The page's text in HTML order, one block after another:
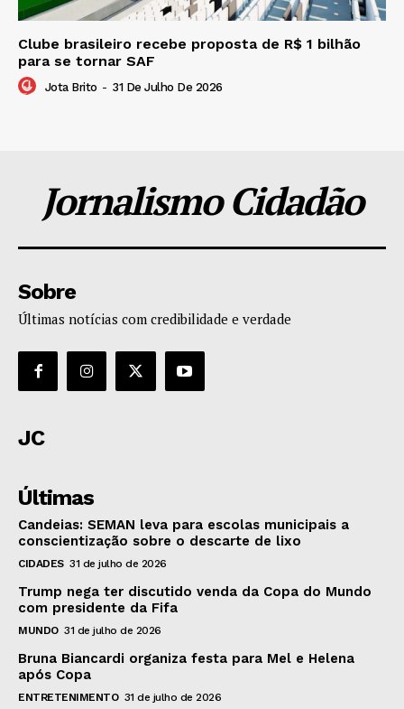
Clube brasileiro recebe proposta de R$ 1 bilhão
para se tornar SAF
Jota Brito - 31 De Julho De 2026
Jornalismo Cidadão
Sobre
Últimas notícias com credibilidade e verdade
JC
Últimas
Candeias: SEMAN leva para escolas municipais a
conscientização sobre o descarte de lixo
CIDADES 31 de julho de 2026
Trump nega ter discutido venda da Copa do Mundo
com presidente da Fifa
MUNDO 31 de julho de 2026
Bruna Biancardi organiza festa para Mel e Helena
após Copa
ENTRETENIMENTO 31 de julho de 2026